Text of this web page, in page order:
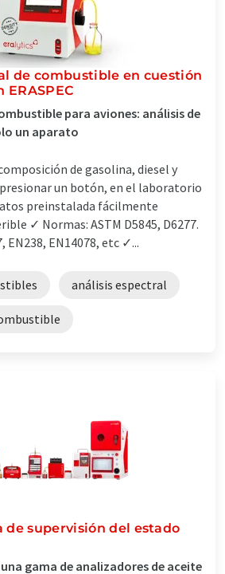
de combustible en cuestión
ERASPEC
para aviones: análisis de
un aparato
de gasolina, diesel y
un botón, en el laboratorio
preinstalada fácilmente
✓ Normas: ASTM D5845, D6277.
EN238, EN14078, etc ✓...
análisis espectral
de supervisión del estado
una gama de analizadores de aceite